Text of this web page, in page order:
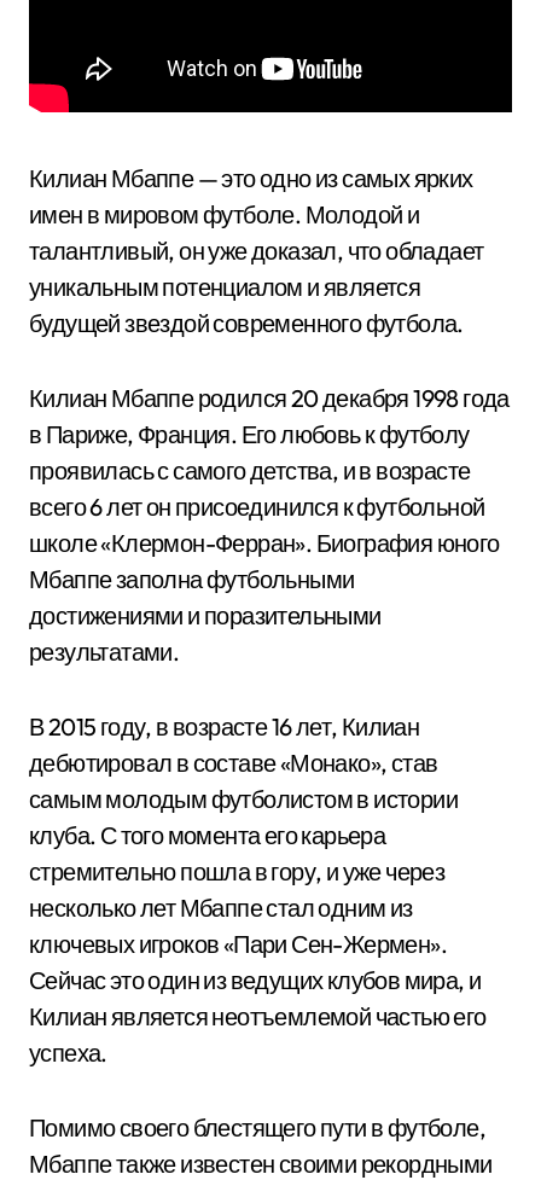
Килиан Мбаппе — это одно из самых ярких
имен в мировом футболе. Молодой и
талантливый, он уже доказал, что обладает
уникальным потенциалом и является
будущей звездой современного футбола.
Килиан Мбаппе родился 20 декабря 1998 года
в Париже, Франция. Его любовь к футболу
проявилась с самого детства, и в возрасте
всего 6 лет он присоединился к футбольной
школе «Клермон-Ферран». Биография юного
Мбаппе заполна футбольными
достижениями и поразительными
результатами.
В 2015 году, в возрасте 16 лет, Килиан
дебютировал в составе «Монако», став
самым молодым футболистом в истории
клуба. С того момента его карьера
стремительно пошла в гору, и уже через
несколько лет Мбаппе стал одним из
ключевых игроков «Пари Сен-Жермен».
Сейчас это один из ведущих клубов мира, и
Килиан является неотъемлемой частью его
успеха.
Помимо своего блестящего пути в футболе,
Мбаппе также известен своими рекордными